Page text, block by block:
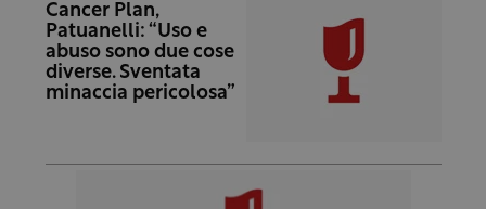
Cancer Plan,
Patuanelli: “Uso e
abuso sono due cose
diverse. Sventata
minaccia pericolosa”